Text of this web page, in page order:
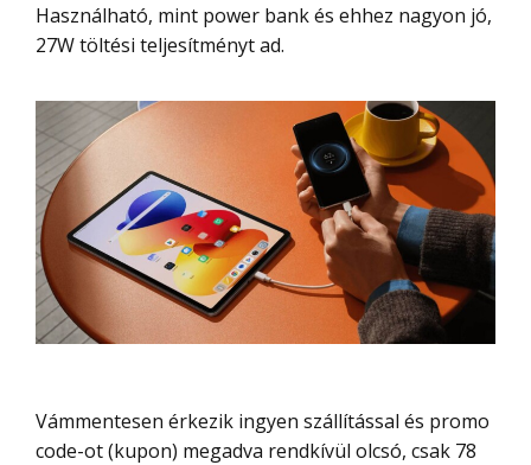
Használható, mint power bank és ehhez nagyon jó,
27W töltési teljesítményt ad.
Vámmentesen érkezik ingyen szállítással és promo
code-ot (kupon) megadva rendkívül olcsó, csak 78